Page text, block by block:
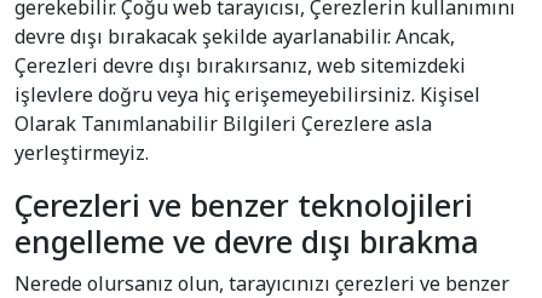
gerekebilir. Çoğu web tarayıcısı, Çerezlerin kullanımını
devre dışı bırakacak şekilde ayarlanabilir. Ancak,
Çerezleri devre dışı bırakırsanız, web sitemizdeki
işlevlere doğru veya hiç erişemeyebilirsiniz. Kişisel
Olarak Tanımlanabilir Bilgileri Çerezlere asla
yerleştirmeyiz.
Çerezleri ve benzer teknolojileri
engelleme ve devre dışı bırakma
Nerede olursanız olun, tarayıcınızı çerezleri ve benzer